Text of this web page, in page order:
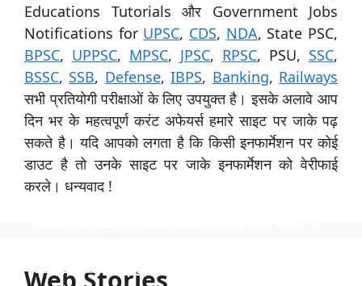
Educations Tutorials और Government Jobs
Notifications for UPSC, CDS, NDA, State PSC,
BPSC, UPPSC, MPSC, JPSC, RPSC, PSU, SSC,
BSSC, SSB, Defense,IBPS, Banking, Railways
सभी प्रतियोगी परीक्षाओं के लिए उपयुक्त है। इसके अलावे आप
दिन भर के महत्वपूर्ण करंट अफेयर्स हमारे साइट पर जाके पढ़
सकते है। यदि आपको लगता है कि किसी इनफार्मेशन पर कोई
डाउट है तो उनके साइट पर जाके इनफार्मेशन को वेरीफाई
करले। धन्यवाद !
सीमा 62 साल तक, साढ़े 4 लाख रुपये की सैलरी।
40 साल तक और 1 लाख से अधिक की सैलरी।
और 90 हजार रुपये से अधिक की सैलरी
अवसर, वेतन 56 हजार तक
1,80,000 तक